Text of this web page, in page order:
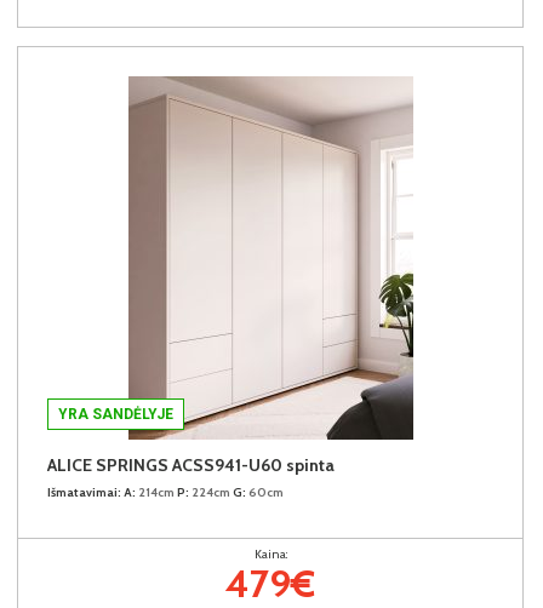
YRA SANDĖLYJE
ALICE SPRINGS ACSS941-U60 spinta
Išmatavimai: A: 214cm P: 224cm G: 60cm
Kaina:
479€